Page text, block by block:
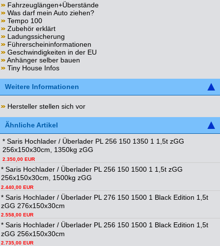
Fahrzeuglängen+Überstände
Was darf mein Auto ziehen?
Tempo 100
Zubehör erklärt
Ladungssicherung
Führerscheininformationen
Geschwindigkeiten in der EU
Anhänger selber bauen
Tiny House Infos
Weitere Informationen
Hersteller stellen sich vor
Ähnliche Artikel
* Saris Hochlader / Überlader PL 256 150 1350 1 1,5t zGG
256x150x30cm, 1350kg zGG
2.350,00 EUR
* Saris Hochlader / Überlader PL 256 150 1500 1 1,5t zGG
256x150x30cm, 1500kg zGG
2.440,00 EUR
* Saris Hochlader / Überlader PL 276 150 1500 1 Black Edition 1,5t
zGG 276x150x30cm
2.558,00 EUR
* Saris Hochlader / Überlader PL 256 150 1500 1 Black Edition 1,5t
zGG 256x150x30cm
2.735,00 EUR